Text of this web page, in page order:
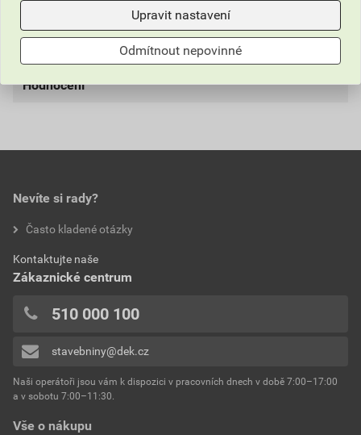
Dokumenty výrobce
externí odkaz
barva červenohnědá
rozměry
výrobce
Hodnocení
0,0
hodnotilo 0 uživatelů
Přidávat hodnocení může pouze přihlášený uživatel.
Vše o nákupu
Nevíte si rady?
Často kladené otázky
Kontaktujte naše
Zákaznické centrum
510 000 100
stavebniny@dek.cz
Naši operátoři jsou vám k dispozici v pracovních dnech v době 7:00–17:00
a v sobotu 7:00–11:30.
Upravit nastavení
Odmítnout nepovinné